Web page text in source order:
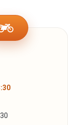
pour fêter
les jours.